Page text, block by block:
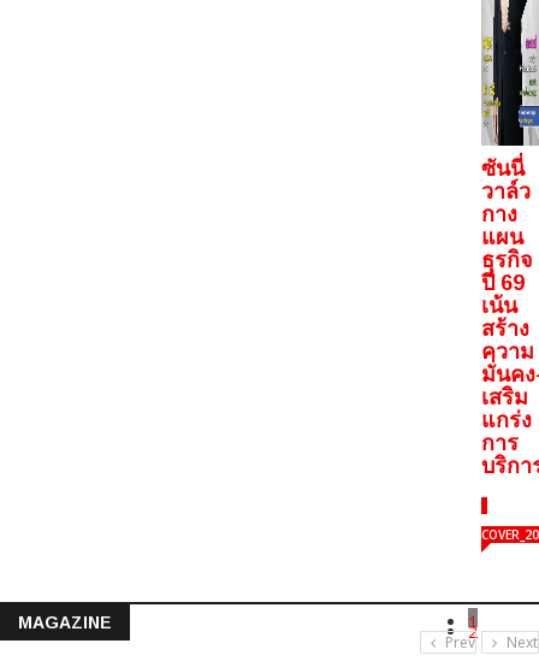
ซันนี่
วาล์ว
กาง
แผน
ธุรกิจ
ปี 69
เน้น
สร้าง
ความ
มั่นค
เสริม
แกร่ง
การ
บริกา
MAGAZINE 1
2
Prev Next